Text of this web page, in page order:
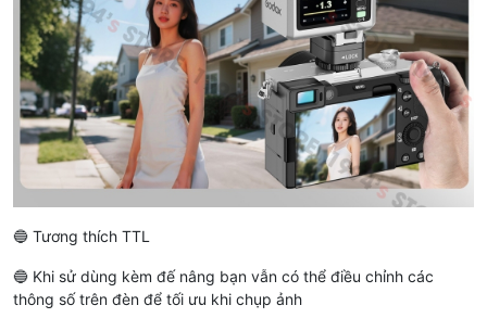
🔵 Tương thích TTL
🔵 Khi sử dùng kèm đế nâng bạn vẫn có thể điều chỉnh các
thông số trên đèn để tối ưu khi chụp ảnh